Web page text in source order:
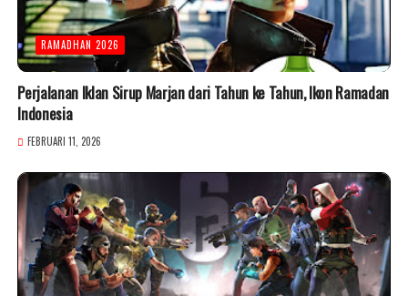
RAMADHAN 2026
Perjalanan Iklan Sirup Marjan dari Tahun ke Tahun, Ikon Ramadan
Indonesia
FEBRUARI 11, 2026